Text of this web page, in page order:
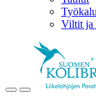
Viltit ja